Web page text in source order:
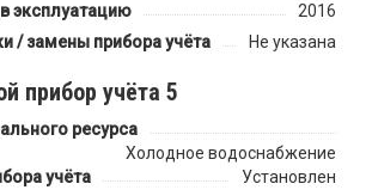
эксплуатацию
2016
/ замены прибора учёта
Не указана
прибор учёта 5
ресурса
Холодное водоснабжение
учёта
Установлен